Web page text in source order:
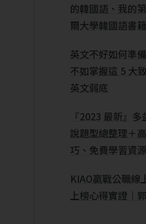
的韓國語、我的
爾大學韓國語書
英文不好如何準
不如掌握這 5 大
英文弱底
『2023 最新』
說題型總整理＋
巧、免費學習資
KIAO贏戰公職線
上榜心得實證｜